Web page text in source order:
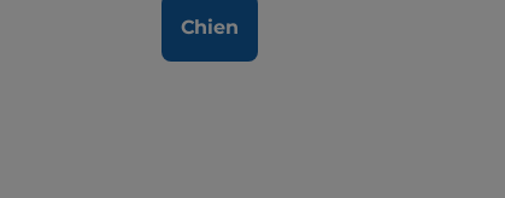
Chien